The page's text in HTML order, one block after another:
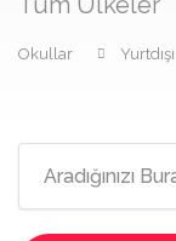
Okullar